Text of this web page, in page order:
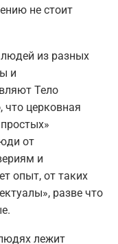
не стоит
из разных
и
Тело
что церковная
от
и
опыт, от таких
разве что
лежит